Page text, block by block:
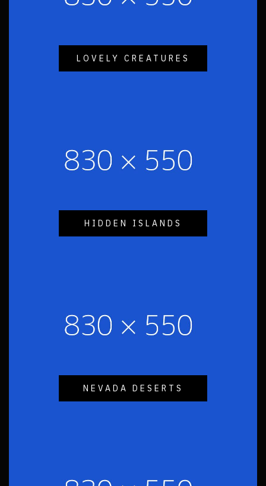
LOVELY CREATURES
HIDDEN ISLANDS
NEVADA DESERTS